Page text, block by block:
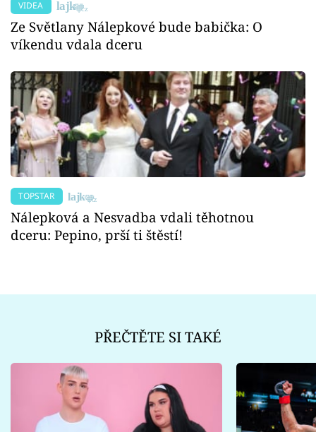
VIDEA
Ze Světlany Nálepkové bude babička: O
víkendu vdala dceru
TOPSTAR
Nálepková a Nesvadba vdali těhotnou
dceru: Pepino, prší ti štěstí!
PŘEČTĚTE SI TAKÉ